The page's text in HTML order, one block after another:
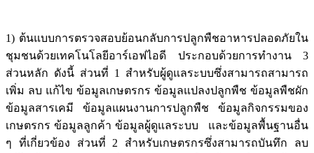
1) ต้นแบบการตรวจสอบย้อนกลับการปลูกพืชอาหารปลอดภัยใน
ชุมชนด้วยเทคโนโลยีอาร์เอฟไอดี ประกอบด้วยการทำงาน 3
ส่วนหลัก ดังนี้ ส่วนที่ 1 สำหรับผู้ดูแลระบบซึ่งสามารถสามารถ
เพิ่ม ลบ แก้ไข ข้อมูลเกษตรกร ข้อมูลแปลงปลูกพืช ข้อมูลพืชผัก
ข้อมูลสารเคมี ข้อมูลแผนงานการปลูกพืช ข้อมูลกิจกรรมของ
เกษตรกร ข้อมูลลูกค้า ข้อมูลผู้ดูแลระบบ และข้อมูลพื้นฐานอื่น
ๆ ที่เกี่ยวข้อง ส่วนที่ 2 สำหรับเกษตรกรซึ่งสามารถบันทึก ลบ